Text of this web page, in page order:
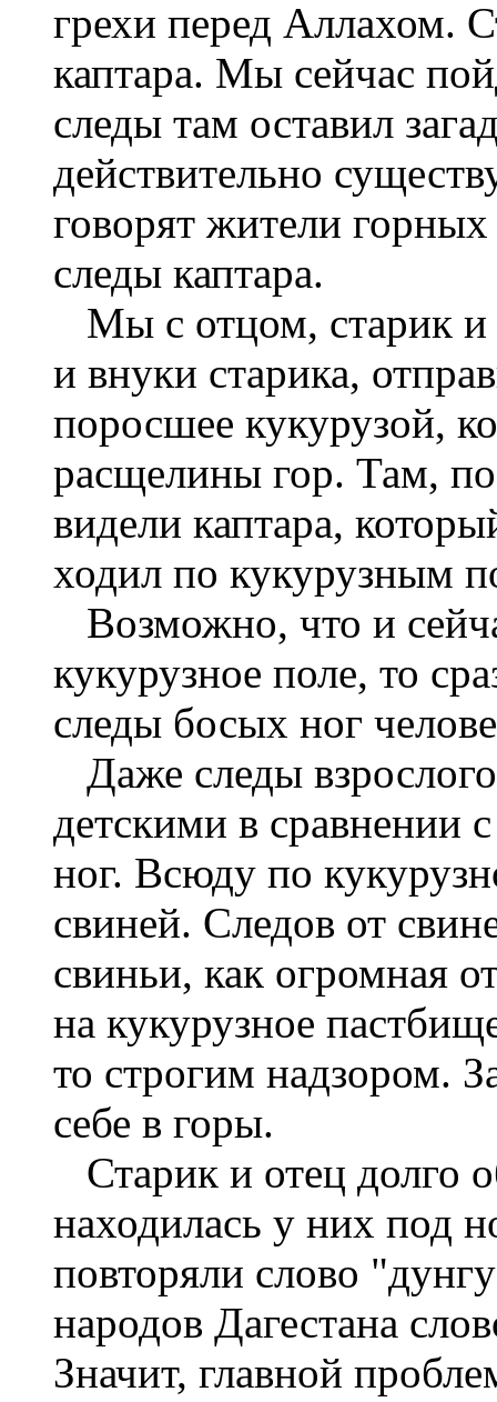
грехи перед Аллахом.
каптара. Мы сейчас
следы там оставил
действительно
говорят жители
следы каптара.
Мы с отцом, старик и
и внуки старика,
поросшее кукурузой,
расщелины гор. Там, по
видели каптара,
ходил по кукурузным
Возможно, что и
кукурузное поле, то
следы босых ног
Даже следы
детскими в
ног. Всюду по
свиней. Следов от
свиньи, как огромная
на кукурузное
то строгим надзором.
себе в горы.
Старик и отец долго
находилась у них под
повторяли слово
народов Дагестана
Значит, главной